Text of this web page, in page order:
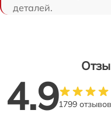
деталей.
4.91799 отзывов